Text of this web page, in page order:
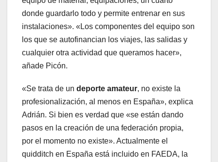
donde guardarlo todo y permite entrenar en sus
instalaciones». «Los componentes del equipo son
los que se autofinancian los viajes, las salidas y
cualquier otra actividad que queramos hacer»,
añade Picón.
«Se trata de un deporte amateur, no existe la
profesionalización, al menos en España», explica
Adrián. Si bien es verdad que «se están dando
pasos en la creación de una federación propia,
por el momento no existe». Actualmente el
quidditch en España está incluido en FAEDA, la